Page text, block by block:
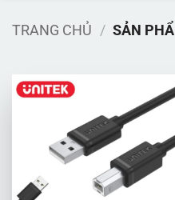
TRANG CHỦ / SẢN